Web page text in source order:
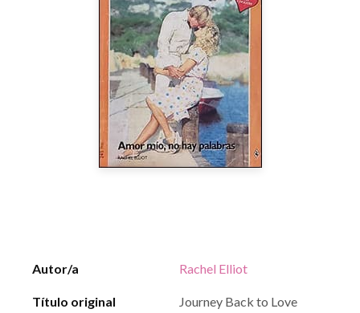
Autor/a Rachel Elliot
Título original
Journey Back to Love